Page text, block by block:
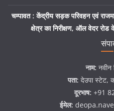
चम्पावत : केंद्रीय सड़क परिवहन एवं
क्षेत्र का निरीक्षण, ऑल वेदर रोड
नाम: नवीन
पता: देउपा स्टेट,
दूरभाष: +91
ईमेल: